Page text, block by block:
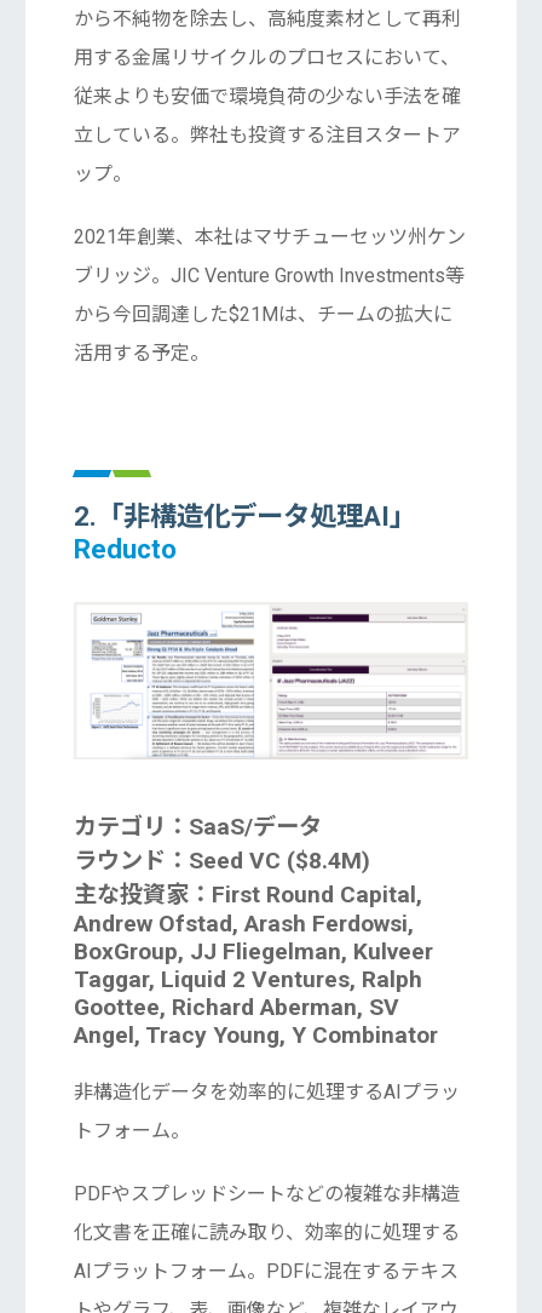
から不純物を除去し、高純度素材として再利
用する金属リサイクルのプロセスにおいて、
従来よりも安価で環境負荷の少ない手法を確
立している。弊社も投資する注目スタートア
ップ。
2021年創業、本社はマサチューセッツ州ケン
ブリッジ。JIC Venture Growth Investments等
から今回調達した$21Mは、チームの拡大に
活用する予定。
2.「非構造化データ処理AI」
Reducto
カテゴリ：SaaS/データ
ラウンド：Seed VC ($8.4M)
主な投資家：First Round Capital,
Andrew Ofstad, Arash Ferdowsi,
BoxGroup, JJ Fliegelman, Kulveer
Taggar, Liquid 2 Ventures, Ralph
Goottee, Richard Aberman, SV
Angel, Tracy Young, Y Combinator
非構造化データを効率的に処理するAIプラッ
トフォーム。
PDFやスプレッドシートなどの複雑な非構造
化文書を正確に読み取り、効率的に処理する
AIプラットフォーム。PDFに混在するテキス